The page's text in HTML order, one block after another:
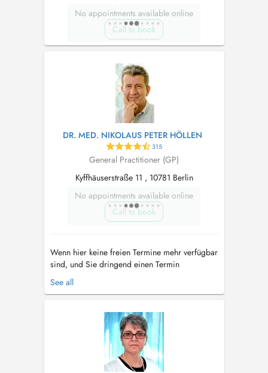
No appointments available online
Call to book
DR. MED. NIKOLAUS PETER HÖLLEN
315
General Practitioner (GP)
Kyffhäuserstraße 11 , 10781 Berlin
No appointments available online
Call to book
Wenn hier keine freien Termine mehr verfügbar
sind, und Sie dringend einen Termin
benötigen, ist es für Neupatienten, die in der
GKV versichert sind, möglich einen Termin
vereinbaren. Dies können Sie online, per E-Mail
oder unter +49 30 116 117 tun. Sie erhalt...
See all